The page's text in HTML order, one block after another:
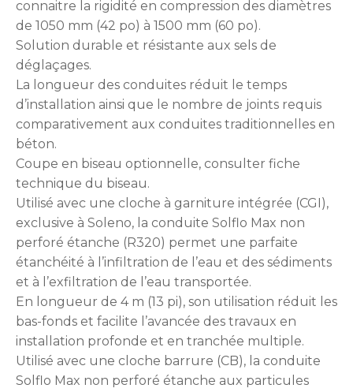
connaitre la rigidité en compression des diamètres
de 1050 mm (42 po) à 1500 mm (60 po).
Solution durable et résistante aux sels de
déglaçages.
La longueur des conduites réduit le temps
d’installation ainsi que le nombre de joints requis
comparativement aux conduites traditionnelles en
béton.
Coupe en biseau optionnelle, consulter fiche
technique du biseau.
Utilisé avec une cloche à garniture intégrée (CGI),
exclusive à Soleno, la conduite Solflo Max non
perforé étanche (R320) permet une parfaite
étanchéité à l’infiltration de l’eau et des sédiments
et à l’exfiltration de l’eau transportée.
En longueur de 4 m (13 pi), son utilisation réduit les
bas-fonds et facilite l’avancée des travaux en
installation profonde et en tranchée multiple.
Utilisé avec une cloche barrure (CB), la conduite
Solflo Max non perforé étanche aux particules